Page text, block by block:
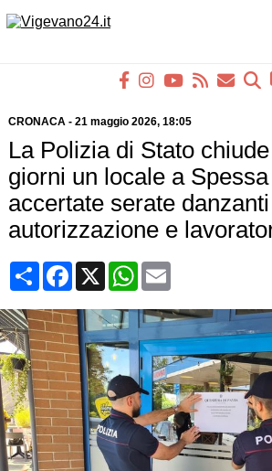
CRONACA- 21 maggio 2026, 18:05
La Polizia di Stato
giorni un locale a Spessa
accertate serate
autorizzazione e
CondividiFacebook
X WhatsApp
Email